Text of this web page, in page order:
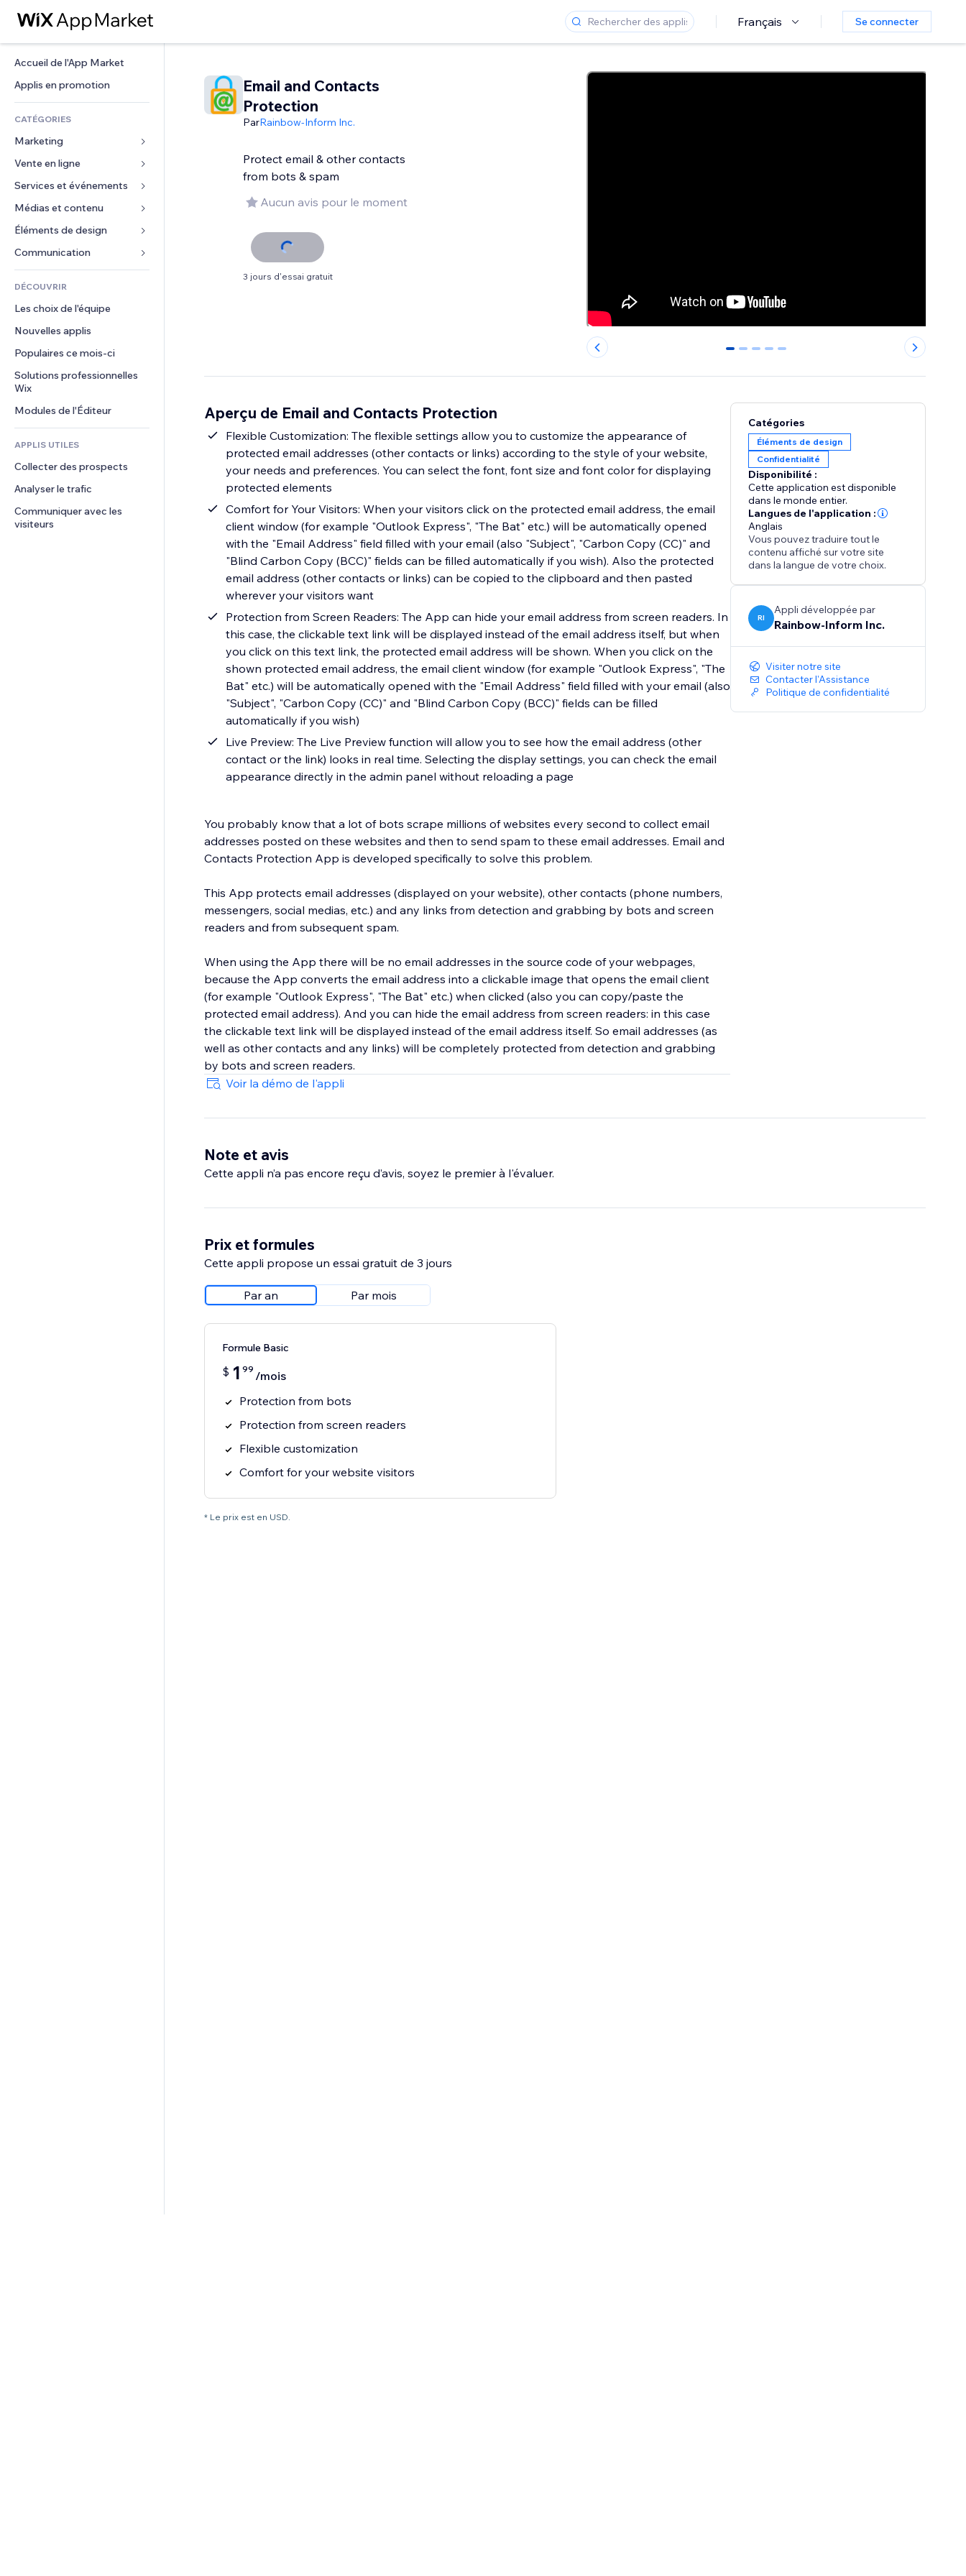
Français Se connecter
Accueil de l'App Market
Applis en promotion
CATÉGORIES
Marketing
Publicités
Mobile
Données analytiques
Réseaux sociaux
Classement de sites
E-mail
Vente en ligne
Applis pour les boutiques
Expédition et livraison
Boutons Vente
Comptabilité
Coupons et fidélisation
Solutions d'entreposage
Financement participatif
Alimentation et boissons
Services et événements
Hôtels
Événements
Restaurants
Immobilier
Réservations
Médias et contenu
Galerie
Musique
Podcasts
Photographie
Vidéo
PDF
Partage de fichiers
Actualités
Services de contenu
Effets de texte
Éléments de design
Cartes et navigation
Confidentialité
Horloge
Modèles de pages
Effets sur images
Boutons et menus
Bannières et badges
Calculateurs
Rechercher
Formulaires
Sondages
Chat
Commentaires
Téléphone
Communauté
Avis et commentaires
DÉCOUVRIR
Les choix de l'équipe
Nouvelles applis
Populaires ce mois‑ci
Solutions professionnelles
Wix
Modules de l'Éditeur
APPLIS UTILES
Collecter des prospects
Analyser le trafic
Communiquer avec les
visiteurs
Email and Contacts
Protection
ParRainbow-Inform Inc.
Protect email & other contacts
from bots & spam
Aucun avis pour le moment
3 jours d'essai gratuit
0 1 2 3 4
Aperçu de Email and Contacts Protection
Flexible Customization: The flexible settings allow you to customize the appearance of
protected email addresses (other contacts or links) according to the style of your website,
your needs and preferences. You can select the font, font size and font color for displaying
protected elements
Comfort for Your Visitors: When your visitors click on the protected email address, the email
client window (for example "Outlook Express", "The Bat" etc.) will be automatically opened
with the "Email Address" field filled with your email (also "Subject", "Carbon Copy (CC)" and
"Blind Carbon Copy (BCC)" fields can be filled automatically if you wish). Also the protected
email address (other contacts or links) can be copied to the clipboard and then pasted
wherever your visitors want
Protection from Screen Readers: The App can hide your email address from screen readers. In
this case, the clickable text link will be displayed instead of the email address itself, but when
you click on this text link, the protected email address will be shown. When you click on the
shown protected email address, the email client window (for example "Outlook Express", "The
Bat" etc.) will be automatically opened with the "Email Address" field filled with your email (also
"Subject", "Carbon Copy (CC)" and "Blind Carbon Copy (BCC)" fields can be filled
automatically if you wish)
Live Preview: The Live Preview function will allow you to see how the email address (other
contact or the link) looks in real time. Selecting the display settings, you can check the email
appearance directly in the admin panel without reloading a page
You probably know that a lot of bots scrape millions of websites every second to collect email
addresses posted on these websites and then to send spam to these email addresses. Email and
Contacts Protection App is developed specifically to solve this problem.
This App protects email addresses (displayed on your website), other contacts (phone numbers,
messengers, social medias, etc.) and any links from detection and grabbing by bots and screen
readers and from subsequent spam.
When using the App there will be no email addresses in the source code of your webpages,
because the App converts the email address into a clickable image that opens the email client
(for example "Outlook Express", "The Bat" etc.) when clicked (also you can copy/paste the
protected email address). And you can hide the email address from screen readers: in this case
the clickable text link will be displayed instead of the email address itself. So email addresses (as
well as other contacts and any links) will be completely protected from detection and grabbing
by bots and screen readers.
Voir la démo de l'appli
Catégories
Éléments de design
Confidentialité
Disponibilité :
Cette application est disponible
dans le monde entier.
Langues de l'application :
Anglais
Vous pouvez traduire tout le
contenu affiché sur votre site
dans la langue de votre choix.
RI
Appli développée par
Rainbow-Inform Inc.
Visiter notre site
Contacter l'Assistance
Politique de confidentialité
Note et avis
Cette appli n’a pas encore reçu d’avis, soyez le premier à l'évaluer.
Prix et formules
Cette appli propose un essai gratuit de 3 jours
Par an Par mois
Formule Basic
$ 1 99 /mois
Protection from bots
Protection from screen readers
Flexible customization
Comfort for your website visitors
* Le prix est en USD.